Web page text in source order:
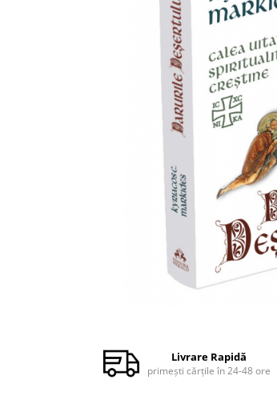
Viata după moarte
Livrare Rapidă
primești cărțile în 24-48 ore